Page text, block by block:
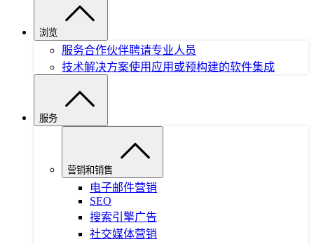
浏览
服务合作伙伴聘请专业人员
技术解决方案使用应用或预构建的软件集成
服务
营销和销售
电子邮件营销
SEO
搜索引擎广告
社交媒体营销